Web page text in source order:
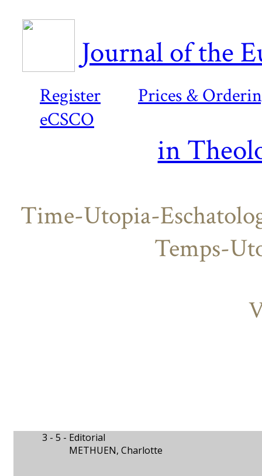
Register
Prices &
eCSCO
Journal of the
in
Time-Utopia-
Temps-
3 - 5 - Editorial
METHUEN, Charlotte